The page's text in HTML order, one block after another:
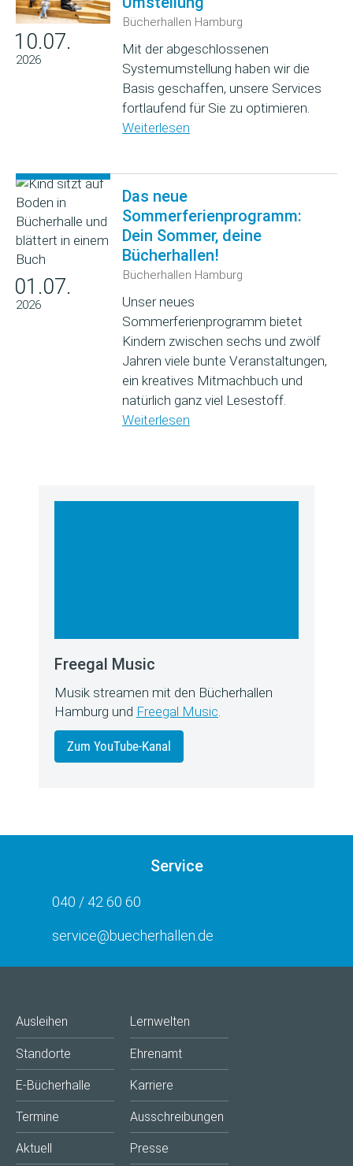
10.07.
2026
Bücherhallen Hamburg
Mit der abgeschlossenen
Systemumstellung haben wir die
Basis geschaffen, unsere Services
fortlaufend für Sie zu optimieren.
Weiterlesen
01.07.
2026
Das neue
Sommerferienprogramm:
Dein Sommer, deine
Bücherhallen!
Bücherhallen Hamburg
Unser neues
Sommerferienprogramm bietet
Kindern zwischen sechs und zwölf
Jahren viele bunte Veranstaltungen,
ein kreatives Mitmachbuch und
natürlich ganz viel Lesestoff.
Weiterlesen
Freegal Music
Musik streamen mit den Bücherhallen
Hamburg und Freegal Music
Zum YouTube-Kanal
Service
040 / 42 60 60
service@buecherhallen.de
Ausleihen
Standorte
E-Bücherhalle
Termine
Aktuell
Lernwelten
Ehrenamt
Karriere
Ausschreibungen
Presse